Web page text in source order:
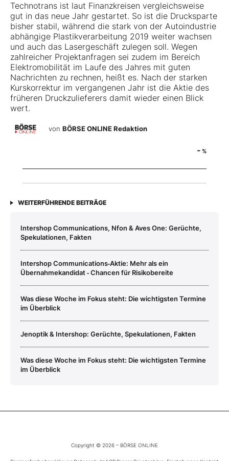
Technotrans ist laut Finanzkreisen vergleichsweise
gut in das neue Jahr gestartet. So ist die Drucksparte
bisher stabil, während die stark von der Autoindustrie
abhängige Plastikverarbeitung 2019 weiter wachsen
und auch das Lasergeschäft zulegen soll. Wegen
zahlreicher Projektanfragen sei zudem im Bereich
Elektromobi­lität im Laufe des Jahres mit guten
Nachrichten zu rechnen, heißt es. Nach der starken
Kurskorrektur im vergangenen Jahr ist die Aktie des
früheren Druckzulieferers damit wieder einen Blick
wert.
von BÖRSE ONLINE Redaktion
- %
WEITERFÜHRENDE BEITRÄGE
Intershop Communications, Nfon & Aves One: Gerüchte,
Spekulationen, Fakten
Intershop Communications‑Aktie: Mehr als ein
Übernahmekandidat ‑ Chancen für Risikobereite
Was diese Woche im Fokus steht: Die wichtigsten Termine
im Überblick
Jenoptik & Intershop: Gerüchte, Spekulationen, Fakten
Was diese Woche im Fokus steht: Die wichtigsten Termine
im Überblick
Copyright © 2026 – BÖRSE ONLINE